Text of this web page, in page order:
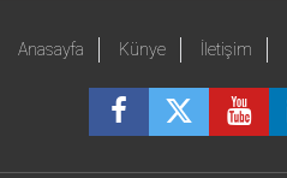
Anasayfa Künye İletişim